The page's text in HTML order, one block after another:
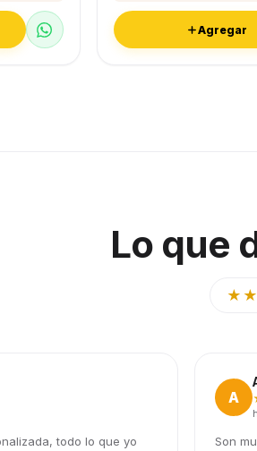
Agregar
Lo que
todo lo que yo
A
Son